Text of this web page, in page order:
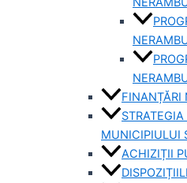
FINANȚĂRI
MUNICIPIULUI
ACHIZIȚII